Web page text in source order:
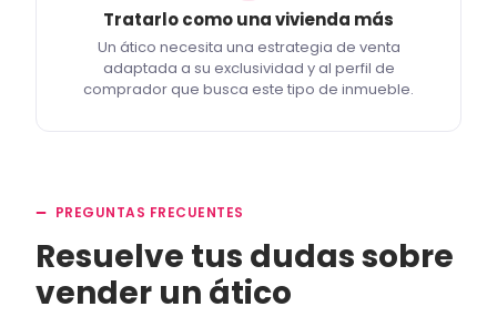
Tratarlo como una vivienda más
Un ático necesita una estrategia de venta
adaptada a su exclusividad y al perfil de
comprador que busca este tipo de inmueble.
PREGUNTAS FRECUENTES
Resuelve tus dudas sobre
vender un ático